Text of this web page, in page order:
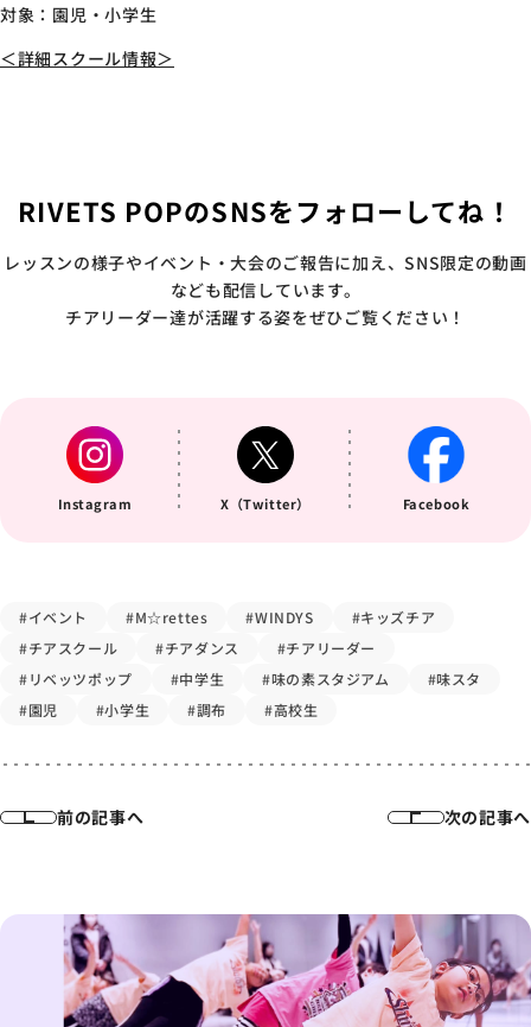
対象：園児・小学生
＜詳細スクール情報＞
RIVETS POPのSNSをフォローしてね！
レッスンの様子やイベント・大会のご報告に加え、SNS限定の動画
なども配信しています。
チアリーダー達が活躍する姿をぜひご覧ください！
Instagram X（Twitter） Facebook
#イベント #M☆rettes #WINDYS
#キッズチア
#チアスクール
#チアダンス
#チアリーダー
#リベッツポップ
#中学生 #味の素スタジアム
#味スタ
#園児
#小学生 #調布 #高校生
前の記事へ 次の記事へ